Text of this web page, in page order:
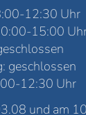
12:30 Uhr
15:00
geschlossen
12:30 Uhr
und am